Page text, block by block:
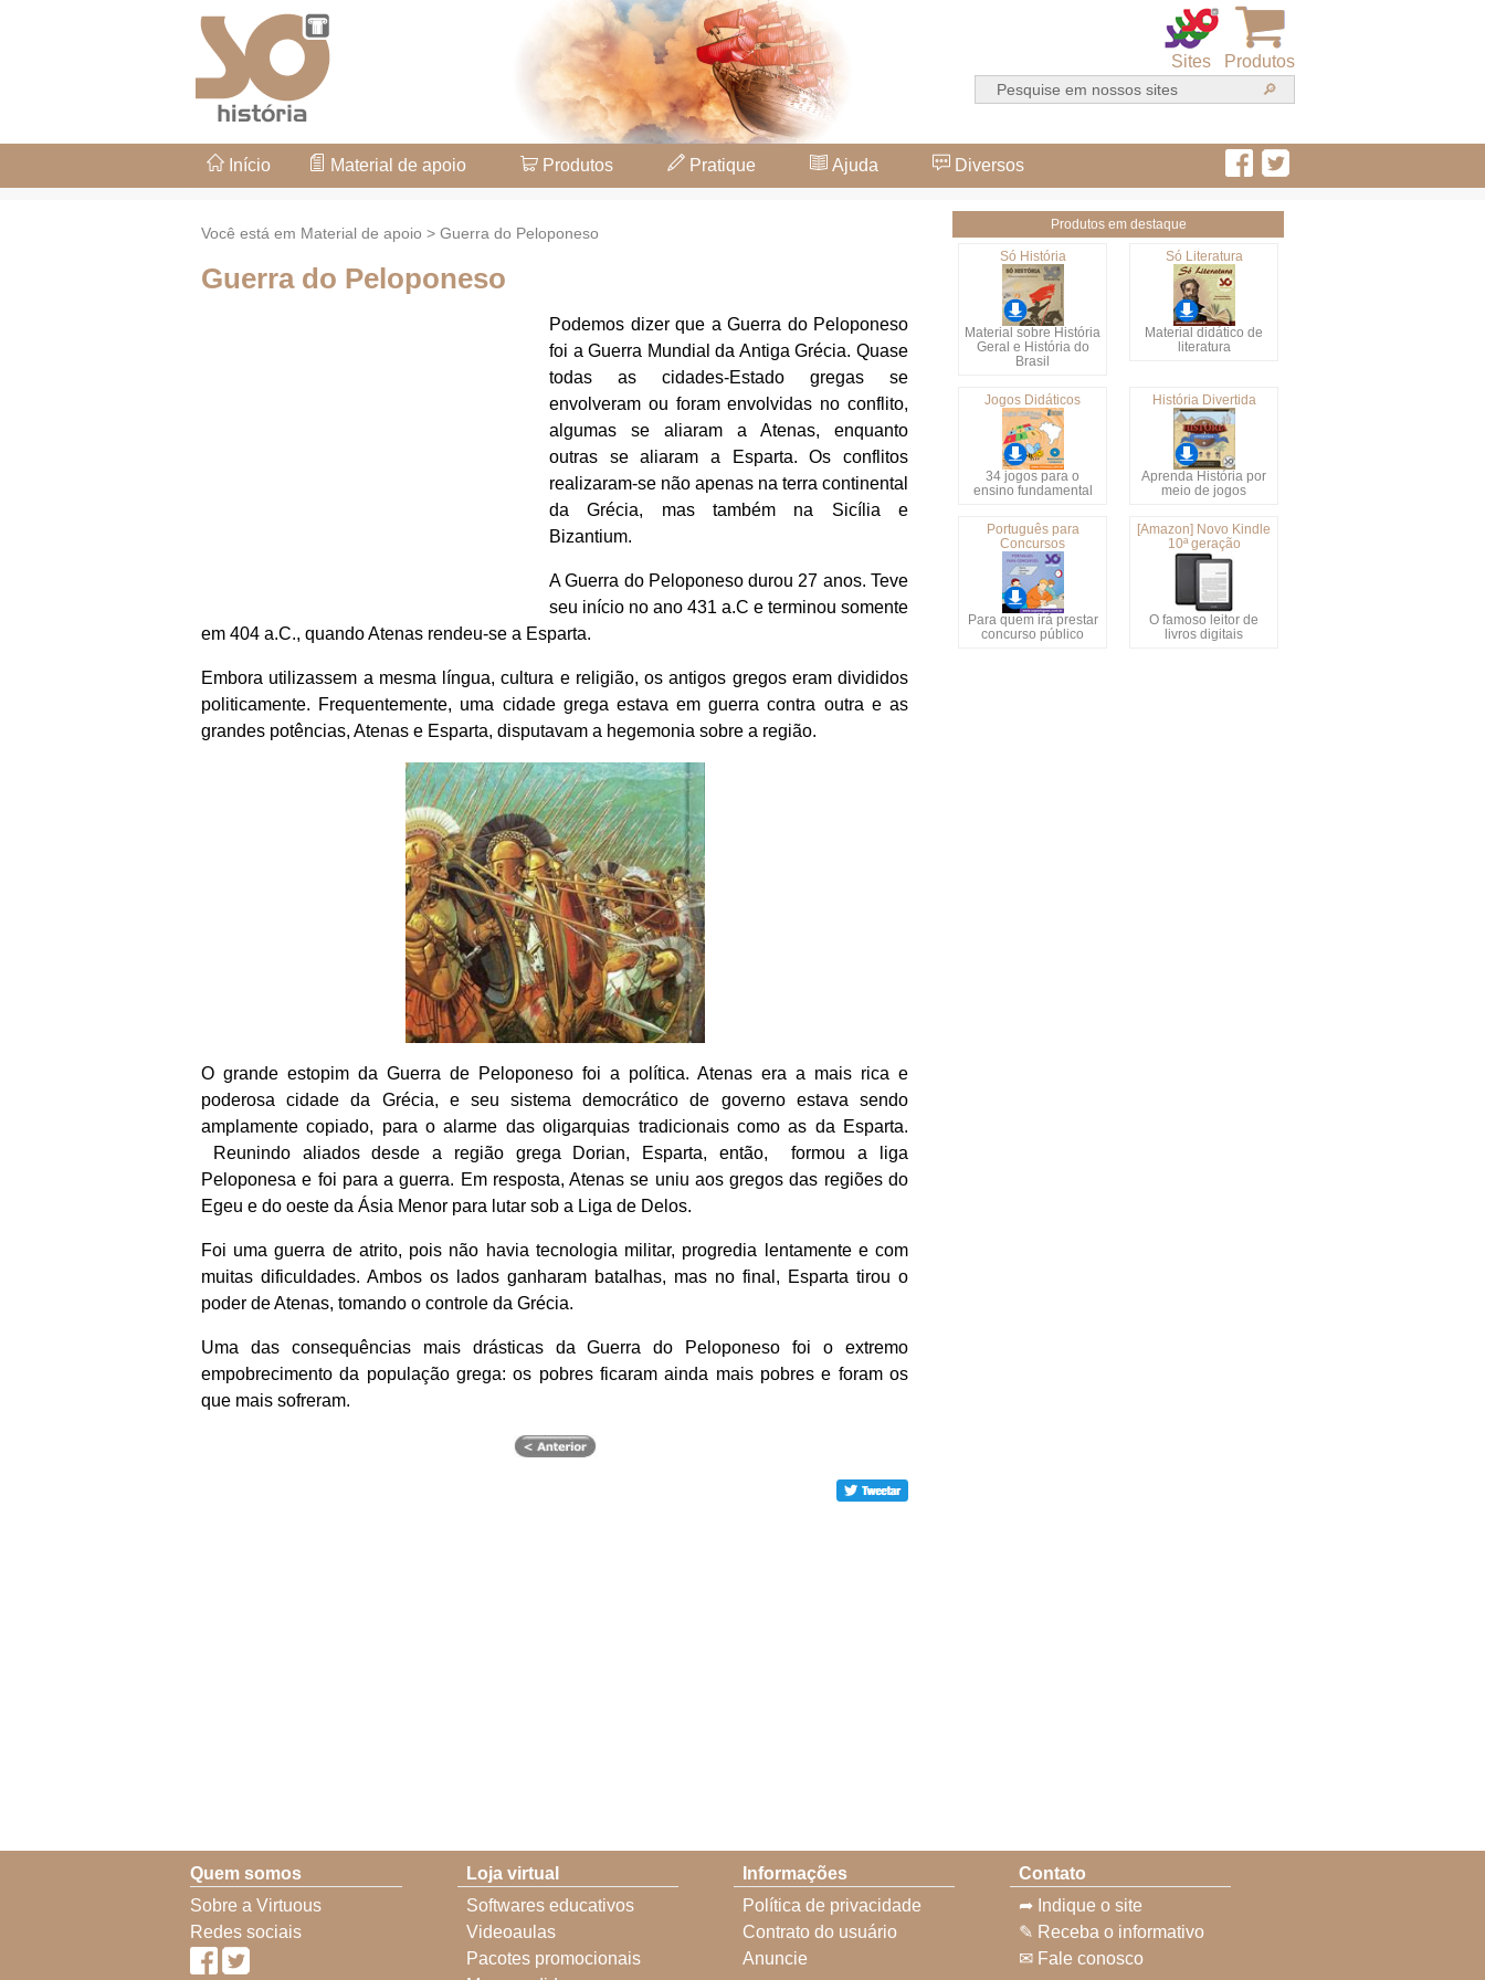
Produtos
Sites
Início Material de apoio Produtos Pratique Ajuda Diversos
Você está em Material de apoio > Guerra do Peloponeso
Guerra do Peloponeso
Podemos dizer que a Guerra do Peloponeso
foi a Guerra Mundial da Antiga Grécia. Quase
todas as cidades-Estado gregas se
envolveram ou foram envolvidas no conflito,
algumas se aliaram a Atenas, enquanto
outras se aliaram a Esparta. Os conflitos
realizaram-se não apenas na terra continental
da Grécia, mas também na Sicília e
Bizantium.
A Guerra do Peloponeso durou 27 anos. Teve
seu início no ano 431 a.C e terminou somente
em 404 a.C., quando Atenas rendeu-se a Esparta.
Embora utilizassem a mesma língua, cultura e religião, os antigos gregos eram divididos
politicamente. Frequentemente, uma cidade grega estava em guerra contra outra e as
grandes potências, Atenas e Esparta, disputavam a hegemonia sobre a região.
O grande estopim da Guerra de Peloponeso foi a política. Atenas era a mais rica e
poderosa cidade da Grécia, e seu sistema democrático de governo estava sendo
amplamente copiado, para o alarme das oligarquias tradicionais como as da Esparta.
Reunindo aliados desde a região grega Dorian, Esparta, então, formou a liga
Peloponesa e foi para a guerra. Em resposta, Atenas se uniu aos gregos das regiões do
Egeu e do oeste da Ásia Menor para lutar sob a Liga de Delos.
Foi uma guerra de atrito, pois não havia tecnologia militar, progredia lentamente e com
muitas dificuldades. Ambos os lados ganharam batalhas, mas no final, Esparta tirou o
poder de Atenas, tomando o controle da Grécia.
Uma das consequências mais drásticas da Guerra do Peloponeso foi o extremo
empobrecimento da população grega: os pobres ficaram ainda mais pobres e foram os
que mais sofreram.
Produtos em destaque
Só História
Material sobre História
Geral e História do
Brasil
Só Literatura
Material didático de
literatura
Jogos Didáticos
34 jogos para o
ensino fundamental
História Divertida
Aprenda História por
meio de jogos
Português para
Concursos
Para quem irá prestar
concurso público
[Amazon] Novo Kindle
10ª geração
O famoso leitor de
livros digitais
Quem somos
Sobre a Virtuous
Redes sociais
Loja virtual
Softwares educativos
Videoaulas
Pacotes promocionais
Informações
Política de privacidade
Contrato do usuário
Anuncie
Contato
➦ Indique o site
✎ Receba o informativo
✉ Fale conosco